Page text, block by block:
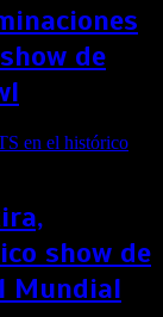
de
show de
Mundial